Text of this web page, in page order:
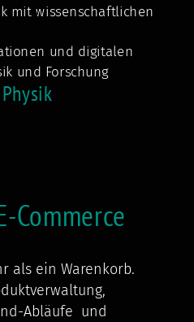
Commerce
als ein Warenkorb.
Abläufe und